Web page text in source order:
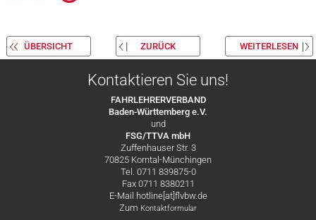
ÜBERSICHT ZURÜCK WEITERLESEN
Kontaktieren Sie uns!
FAHRLEHRERVERBAND
Baden-Württemberg e.V.
und
FSG/TTVA mbH
Zuffenhauser Str. 3
70825 Korntal-Münchingen
Tel. 0711 839875-0
Fax 0711 8380211
E-Mail hotline[at]flvbw.de
Zum Kontaktformular